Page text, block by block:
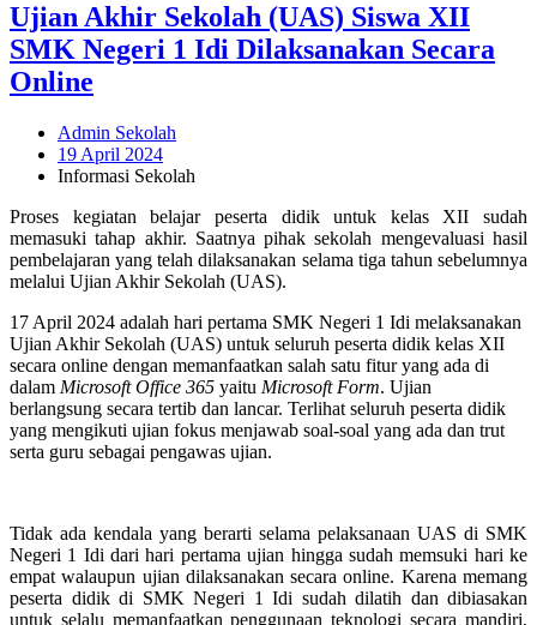
Ujian Akhir Sekolah (UAS) Siswa XII
SMK Negeri 1 Idi Dilaksanakan Secara
Online
Admin Sekolah
19 April 2024
Informasi Sekolah
Proses kegiatan belajar peserta didik untuk kelas XII sudah
memasuki tahap akhir. Saatnya pihak sekolah mengevaluasi hasil
pembelajaran yang telah dilaksanakan selama tiga tahun sebelumnya
melalui Ujian Akhir Sekolah (UAS).
17 April 2024 adalah hari pertama SMK Negeri 1 Idi melaksanakan
Ujian Akhir Sekolah (UAS) untuk seluruh peserta didik kelas XII
secara online dengan memanfaatkan salah satu fitur yang ada di
dalam Microsoft Office 365 yaitu Microsoft Form. Ujian
berlangsung secara tertib dan lancar. Terlihat seluruh peserta didik
yang mengikuti ujian fokus menjawab soal-soal yang ada dan trut
serta guru sebagai pengawas ujian.
Tidak ada kendala yang berarti selama pelaksanaan UAS di SMK
Negeri 1 Idi dari hari pertama ujian hingga sudah memsuki hari ke
empat walaupun ujian dilaksanakan secara online. Karena memang
peserta didik di SMK Negeri 1 Idi sudah dilatih dan dibiasakan
untuk selalu memanfaatkan penggunaan teknologi secara mandiri,